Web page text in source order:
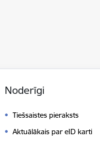
Noderīgi
Tiešsaistes pieraksts
Aktuālākais par eID karti